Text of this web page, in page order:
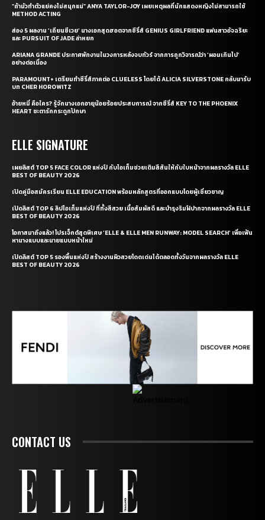
“ถ้ามัวทำตัวแย่คงไม่สนุกแน่” ANYA TAYLOR-JOY เผยเหตุผลที่นักแสดงหญิงไม่สามารถใช้
METHOD ACTING
ส่อง 5 ผลงาน ‘เถียนซีเวย’ นางเอกสุดฮอตจากซีรี่ส์ GENIUS GIRLFRIEND แฟนสาวอัจฉริยะ
และ PURSUIT OF JADE ล่าหยก
ARIANA GRANDE ประกาศพักงานในวงการหลังจบทัวร์ จากการถูกวิจารณ์ว่า ‘ผอมเกินไป’
อย่างต่อเนื่อง
PARAMOUNT+ เตรียมทำซีรี่ส์ภาคต่อ CLUELESS โดยได้ ALICIA SILVERSTONE กลับมารับ
บท CHER HOROWITZ
อ้ายหมี่ คือใคร? รู้จักนางเอกอายุน้อยร้อยประสบการณ์ จากซีรี่ส์ KEY TO THE PHOENIX
HEART ชะตารักกระดูกปักษา
ELLE SIGNATURE
เผยลิสต์ TOP 5 FACE COLOR แห่งปี กับไอเท็มช่วยเติมสีสันให้กับใบหน้าจากผลรางวัล ELLE
BEST OF BEAUTY 2026
เปิดคู่มือสมัครเรียน ELLE EDUCATION พร้อมหลักสูตรที่ออกแบบโดยผู้เชี่ยวชาญ
เปิดลิสต์ TOP 6 ลิปไอเท็มแห่งปี ที่ทั้งสีสวย เนื้อสัมผัสดี และบำรุงริมฝีปากจากผลรางวัล ELLE
BEST OF BEAUTY 2026
โอกาสมาถึงแล้ว! โปรเจ็กต์สุดพิเศษ ‘ELLE & ELLE MEN RUNWAY: MODEL SEARCH’ เพื่อเฟ้น
หานางแบบและนายแบบหน้าใหม่
เปิดลิสต์ TOP 5 รองพื้นแห่งปี สร้างงานผิวสวยโดดเด่นได้ตลอดทั้งวันจากผลรางวัล ELLE
BEST OF BEAUTY 2026
CONTACT US